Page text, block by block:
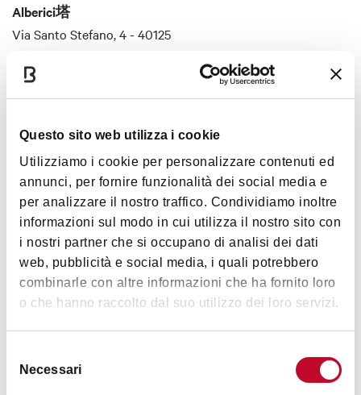
Questo sito web utilizza i cookie
Utilizziamo i cookie per personalizzare contenuti ed
annunci, per fornire funzionalità dei social media e
per analizzare il nostro traffico. Condividiamo inoltre
informazioni sul modo in cui utilizza il nostro sito con
i nostri partner che si occupano di analisi dei dati
web, pubblicità e social media, i quali potrebbero
combinarle con altre informazioni che ha fornito loro
o che hanno raccolto dal suo utilizzo dei loro servizi.
delNecessari
Alberici塔
Via Santo Stefano, 4 - 40125
如何到达
心情
藝術文化